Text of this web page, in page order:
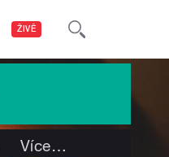
ŽIVĚ
Více…